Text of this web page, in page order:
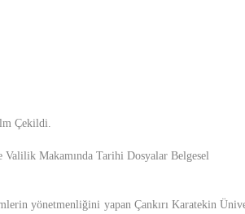
Çekildi.
Valilik Makamında Tarihi Dosyalar Belgesel
yönetmenliğini yapan Çankırı Karatekin